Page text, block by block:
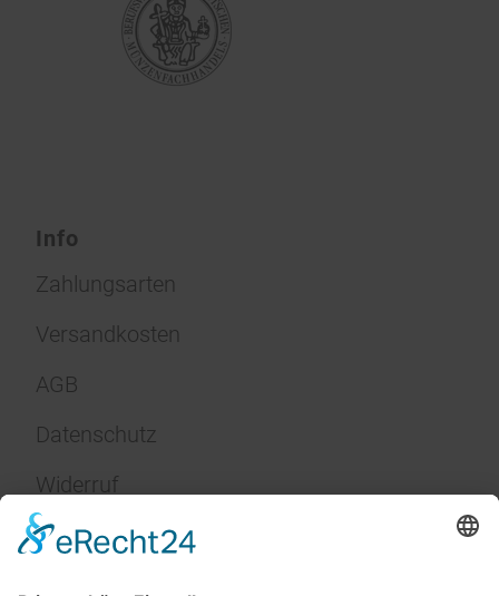
Info
Zahlungsarten
Versandkosten
AGB
Datenschutz
Widerruf
Impressum